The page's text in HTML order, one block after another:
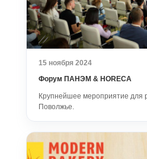
15 ноября 2024
Форум ПАНЭМ & HORECA
Крупнейшее мероприятие для
Поволжье.